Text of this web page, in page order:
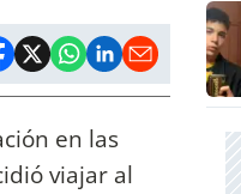
en las
viajar al